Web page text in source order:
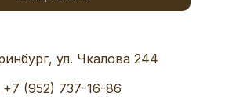
ул. Чкалова 244
+7 (952) 737-16-86